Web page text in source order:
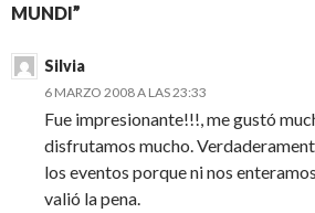
MUNDI”
Silvia
6 MARZO 2008 A LAS 23:33
Fue impresionante!!!, me gustó
disfrutamos mucho.
los eventos porque ni nos
valió la pena.